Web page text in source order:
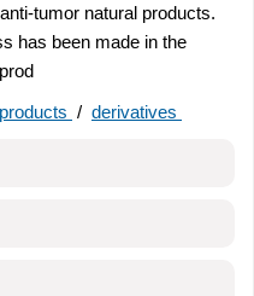
tumor natural products.
has been made in the
/ derivatives